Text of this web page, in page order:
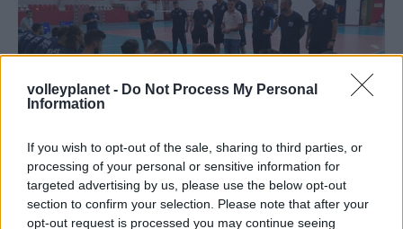
volleyplanet - Do Not Process My Personal
Information
If you wish to opt-out of the sale, sharing to third parties, or
processing of your personal or sensitive information for
targeted advertising by us, please use the below opt-out
section to confirm your selection. Please note that after your
opt-out request is processed you may continue seeing
ΕΘΝΙΚΕΣ ΟΜΑΔΕΣ 06/08/2019